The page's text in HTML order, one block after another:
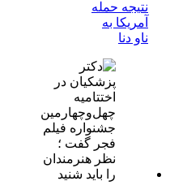
نتیجه حمله
آمریکا به
ناو دنا